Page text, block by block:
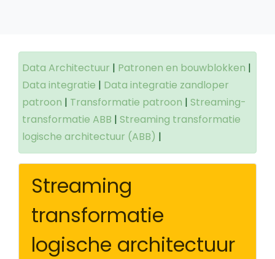
Data Architectuur | Patronen en bouwblokken |
Data integratie | Data integratie zandloper
patroon | Transformatie patroon | Streaming-
transformatie ABB | Streaming transformatie
logische architectuur (ABB) |
Streaming
transformatie
logische architectuur